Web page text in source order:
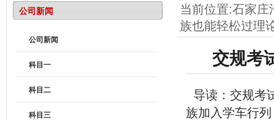
公司新闻
公司新闻
科目一
科目二
科目三
当前位置:石家庄
族也能轻松过理
交规考
导读：交规考
族加入学车行